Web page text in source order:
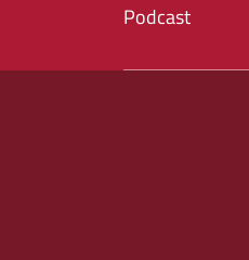
Podcast